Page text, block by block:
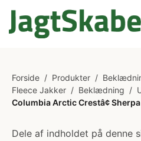
Forside / Produkter /
Fleece Jakker / Beklædning /
Columbia Arctic Crestâ¢
Dele af indholdet på denne